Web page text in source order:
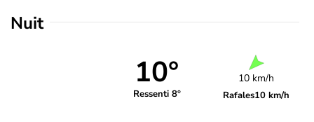
Nuit
10°
Ressenti 8°
10 km/h
Rafales10 km/h